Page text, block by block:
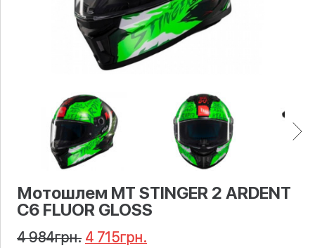
Мотошлем MT STINGER 2 ARDENT
C6 FLUOR GLOSS
4 984грн. 4 715грн.